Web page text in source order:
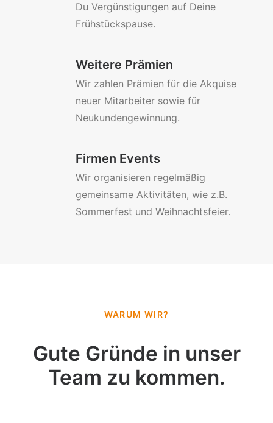
Du Vergünstigungen auf Deine
Frühstückspause.
Weitere Prämien
Wir zahlen Prämien für die Akquise
neuer Mitarbeiter sowie für
Neukundengewinnung.
Firmen Events
Wir organisieren regelmäßig
gemeinsame Aktivitäten, wie z.B.
Sommerfest und Weihnachtsfeier.
WARUM WIR?
Gute Gründe in unser
Team zu kommen.